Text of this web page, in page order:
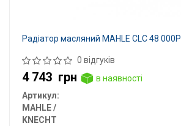
Радіатор масляний MAHLE CLC 48 000P
0 відгуків
4 743 грн
в наявності
Артикул:
MAHLE /
KNECHT